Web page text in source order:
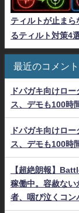
ティルトが止ま
るティルト対策4
最近のコメント
ドパガキ向けロ
ス、デモも100時
ドパガキ向けロ
ス、デモも100時
【超絶朗報】
稼働中。容赦ない
者、咽び泣くコン